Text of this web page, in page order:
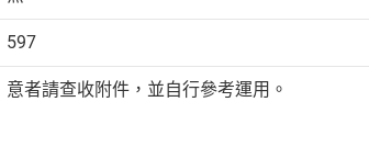
597
意者請查收附件，並自行參考運用。